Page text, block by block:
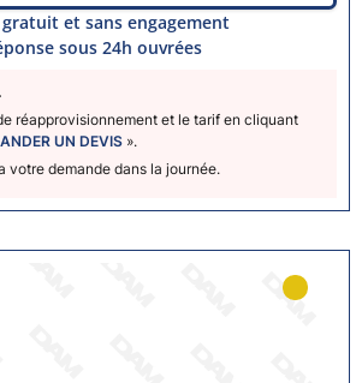
réapprovisionnement et le tarif en cliquant
UN DEVIS ».
votre demande dans la journée.
gratuit et sans engagement
sous 24h ouvrées